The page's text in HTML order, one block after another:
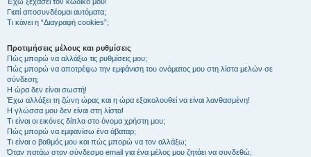
Γιατί αποσυνδέομαι αυτόματα;
Τι κάνει η “Διαγραφή cookies”;
Προτιμήσεις μέλους και ρυθμίσεις
Πώς μπορώ να αλλάξω τις ρυθμίσεις μου;
Πώς μπορώ να αποτρέψω την εμφάνιση του ονόματος μου στη λίστα μελών σε
σύνδεση;
Η ώρα δεν είναι σωστή!
Έχω αλλάξει τη ζώνη ώρας και η ώρα εξακολουθεί να είναι λανθασμένη!
Η γλώσσα μου δεν είναι στη λίστα!
Τι είναι οι εικόνες δίπλα στο όνομα χρήστη μου;
Πώς μπορώ να εμφανίσω ένα άβαταρ;
Τι είναι ο βαθμός μου και πώς μπορώ να τον αλλάξω;
Όταν πατάω στον σύνδεσμο email για ένα μέλος μου ζητάει να συνδεθώ;